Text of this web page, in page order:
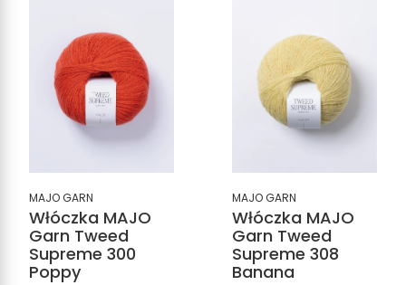
MAJO GARN
Włóczka MAJO
Garn Tweed
Supreme 300
Poppy
MAJO GARN
Włóczka MAJO
Garn Tweed
Supreme 308
Banana